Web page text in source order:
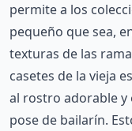
permite a los
pequeño que sea,
texturas de las
casetes de la vieja
al rostro adorable y
pose de bailarín.